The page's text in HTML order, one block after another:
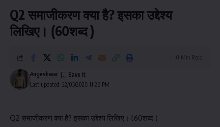
Q2 समाजीकरण क्या है? इसका उद्देश्य
लिखिए। (60शब्द )
Last updated: 22/05/2020 11:26 PM
Angeshwar
0 Min Read
Q2 समाजीकरण क्या है? इसका उद्देश्य लिखिए। (60शब्द )